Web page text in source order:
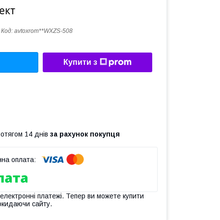
Код: avtoxrom**WXZS-508
Купити з
14 днів за рахунок покупця
платежі. Тепер ви можете купити
сайту.